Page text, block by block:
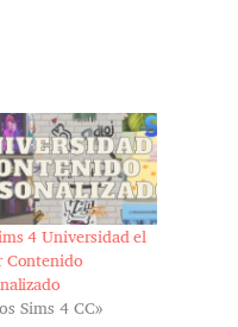
4 Universidad el
Contenido
Sims 4 CC»